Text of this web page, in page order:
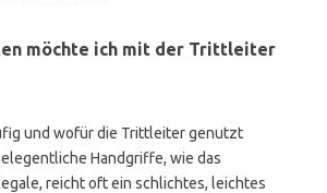
möchte ich mit der Trittleiter
und wofür die Trittleiter genutzt
Handgriffe, wie das
reicht oft ein schlichtes, leichtes